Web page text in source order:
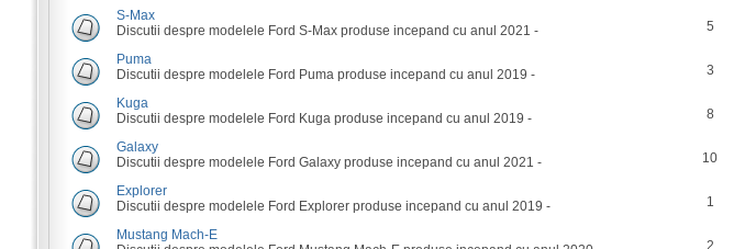
S-Max
Discutii despre modelele Ford S-Max produse incepand cu anul 2021 -
5
Puma
Discutii despre modelele Ford Puma produse incepand cu anul 2019 -
3
Kuga
Discutii despre modelele Ford Kuga produse incepand cu anul 2019 -
8
Galaxy
Discutii despre modelele Ford Galaxy produse incepand cu anul 2021 -
10
Explorer
Discutii despre modelele Ford Explorer produse incepand cu anul 2019 -
1
Mustang Mach-E
2